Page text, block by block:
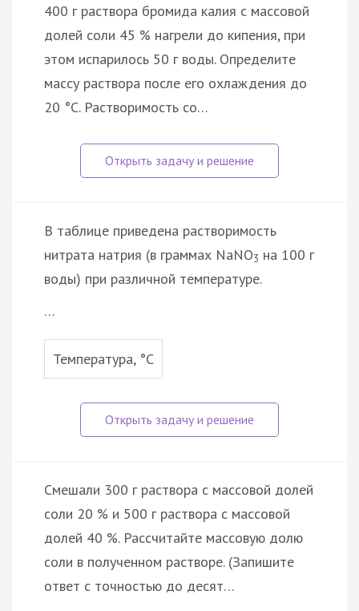
400 г раствора бромида калия с массовой
долей соли 45 % нагрели до кипения, при
этом испарилось 50 г воды. Определите
массу раствора после его охлаждения до
20 °C. Растворимость со…
В таблице приведена растворимость
нитрата натрия (в граммах NaNO3 на 100 г
воды) при различной температуре.
…
Температура, °С
Смешали 300 г раствора с массовой долей
соли 20 % и 500 г раствора с массовой
долей 40 %. Рассчитайте массовую долю
соли в полученном растворе. (Запишите
ответ с точностью до десят…